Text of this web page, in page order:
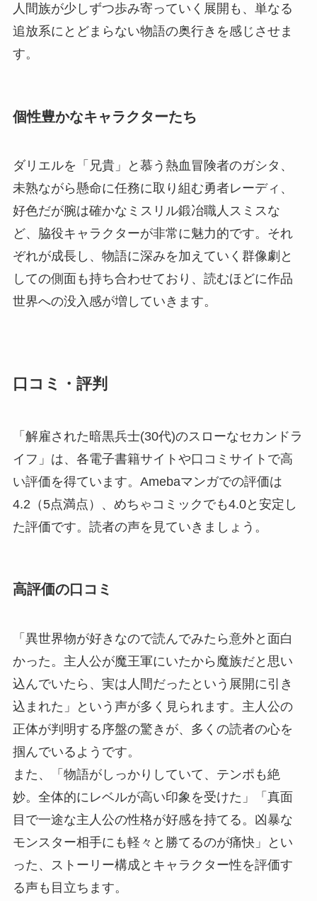
人間族が少しずつ歩み寄っていく展開も、単なる
追放系にとどまらない物語の奥行きを感じさせま
す。
個性豊かなキャラクターたち
ダリエルを「兄貴」と慕う熱血冒険者のガシタ、
未熟ながら懸命に任務に取り組む勇者レーディ、
好色だが腕は確かなミスリル鍛冶職人スミスな
ど、脇役キャラクターが非常に魅力的です。それ
ぞれが成長し、物語に深みを加えていく群像劇と
しての側面も持ち合わせており、読むほどに作品
世界への没入感が増していきます。
口コミ・評判
「解雇された暗黒兵士(30代)のスローなセカンドラ
イフ」は、各電子書籍サイトや口コミサイトで高
い評価を得ています。Amebaマンガでの評価は
4.2（5点満点）、めちゃコミックでも4.0と安定し
た評価です。読者の声を見ていきましょう。
高評価の口コミ
「異世界物が好きなので読んでみたら意外と面白
かった。主人公が魔王軍にいたから魔族だと思い
込んでいたら、実は人間だったという展開に引き
込まれた」という声が多く見られます。主人公の
正体が判明する序盤の驚きが、多くの読者の心を
掴んでいるようです。
また、「物語がしっかりしていて、テンポも絶
妙。全体的にレベルが高い印象を受けた」「真面
目で一途な主人公の性格が好感を持てる。凶暴な
モンスター相手にも軽々と勝てるのが痛快」とい
った、ストーリー構成とキャラクター性を評価す
る声も目立ちます。